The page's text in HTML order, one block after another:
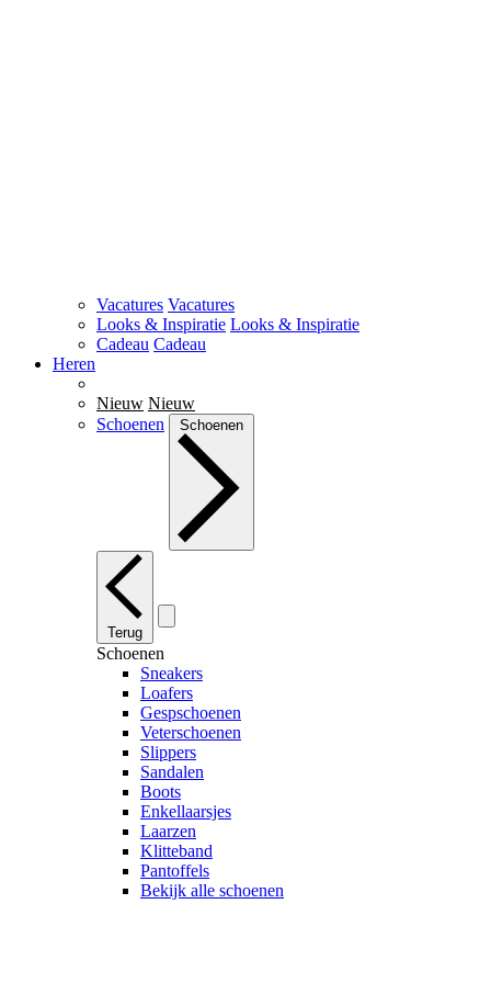
Vacatures Vacatures
Looks & Inspiratie Looks & Inspiratie
Cadeau Cadeau
Heren
Nieuw Nieuw
Schoenen
Schoenen
Terug
Schoenen
Sneakers
Loafers
Gespschoenen
Veterschoenen
Slippers
Sandalen
Boots
Enkellaarsjes
Laarzen
Klitteband
Pantoffels
Bekijk alle schoenen